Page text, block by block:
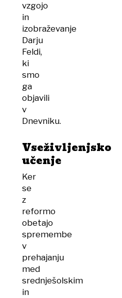
vzgojo
in
izobraževanje
Darju
Feldi,
ki
smo
ga
objavili
v
Dnevniku.
Vseživljenjsko
učenje
Ker
se
z
reformo
obetajo
spremembe
v
prehajanju
med
srednješolskim
in